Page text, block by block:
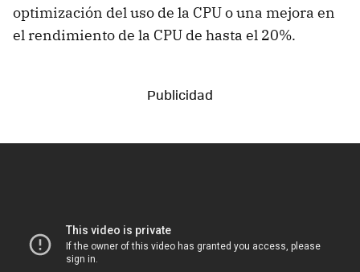
optimización del uso de la CPU o una mejora en
el rendimiento de la CPU de hasta el 20%.